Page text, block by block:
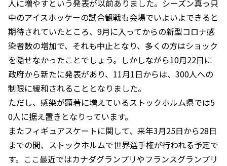
人に増やすという発表が以前ありました。シーズン真っ只
中のアイスホッケーの試合観戦も会場でいよいよできると
期待されていたところ、9月に入ってからの新型コロナ感
染者数の増加で、それも中止となり、多くの方はショック
を隠せなかったことでしょう。しかしながら10月22日に
政府から新たに発表があり、11月1日からは、300人への
制限に緩和されることとなりました。
ただし、感染が顕著に増えているストックホルム県では5
0人に据え置きとなりっています。
またフィギュアスケートに関して、来年3月25日から28日
までの間、ストックホルムで世界選手権が行われる予定で
す。ここ最近ではカナダグランプリやフランスグランプリ